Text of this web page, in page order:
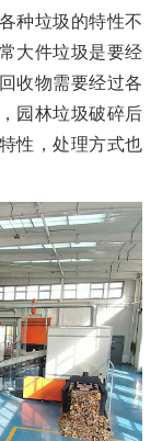
种垃圾的特性不
大件垃圾是要经
收物需要经过各
园林垃圾破碎后
性，处理方式也